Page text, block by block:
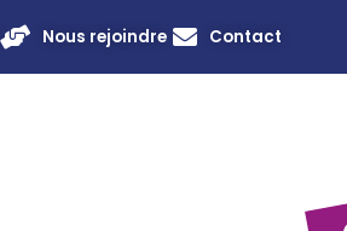
Nous rejoindre Contact